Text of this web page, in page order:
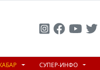
СУПЕР-ИНФО